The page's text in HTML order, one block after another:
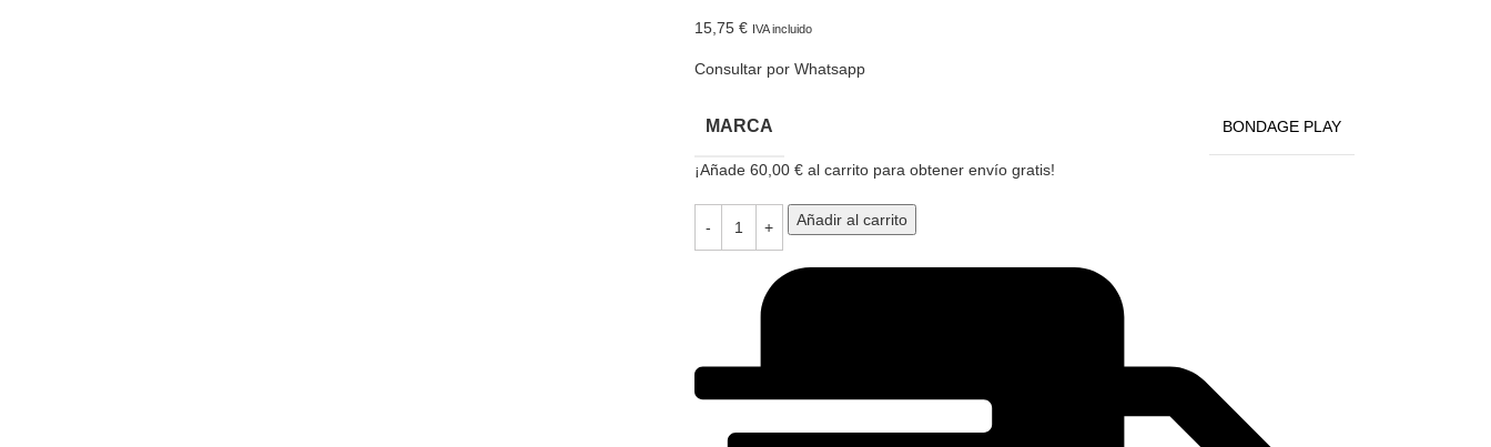
15,75 € IVA incluido
Consultar por Whatsapp
MARCA BONDAGE PLAY
¡Añade 60,00 €al carrito para obtener envío gratis!
Añadir al carrito